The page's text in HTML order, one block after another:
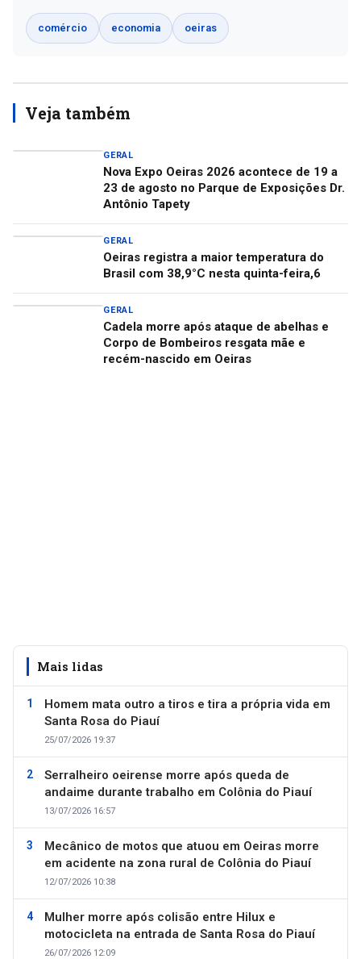
comércio economia oeiras
Veja também
GERAL
Nova Expo Oeiras 2026 acontece de 19 a
23 de agosto no Parque de Exposições Dr.
Antônio Tapety
GERAL
Oeiras registra a maior temperatura do
Brasil com 38,9°C nesta quinta-feira,6
GERAL
Cadela morre após ataque de abelhas e
Corpo de Bombeiros resgata mãe e
recém-nascido em Oeiras
Mais lidas
Homem mata outro a tiros e tira a própria vida em
Santa Rosa do Piauí
25/07/2026 19:37
Serralheiro oeirense morre após queda de
andaime durante trabalho em Colônia do Piauí
13/07/2026 16:57
Mecânico de motos que atuou em Oeiras morre
em acidente na zona rural de Colônia do Piauí
12/07/2026 10:38
Mulher morre após colisão entre Hilux e
motocicleta na entrada de Santa Rosa do Piauí
26/07/2026 12:09